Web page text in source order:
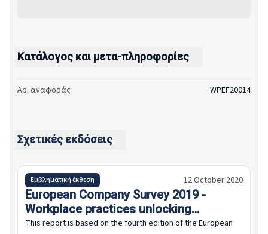
Κατάλογος και μετα-πληροφορίες
Αρ. αναφοράς WPEF20014
Σχετικές εκδόσεις
Εμβληματική έκθεση 12 October 2020
European Company Survey 2019 -
Workplace practices unlocking
employee potential
This report is based on the fourth edition of the European